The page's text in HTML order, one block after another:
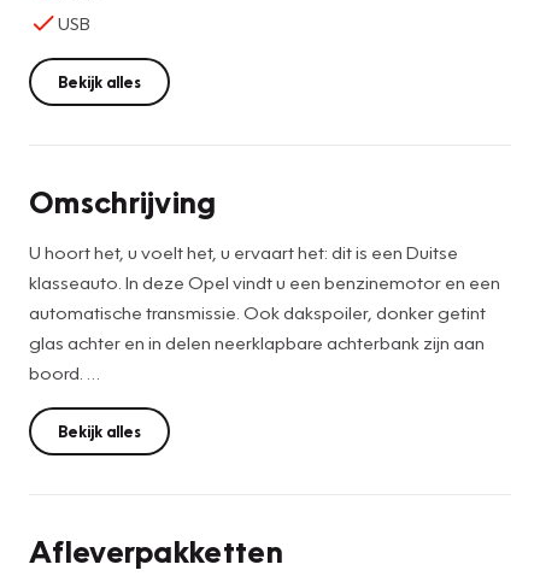
USB
Bekijk alles
Omschrijving
U hoort het, u voelt het, u ervaart het: dit is een Duitse
klasseauto. In deze Opel vindt u een benzinemotor en een
automatische transmissie. Ook dakspoiler, donker getint
glas achter en in delen neerklapbare achterbank zijn aan
boord.
Het audiosysteem biedt volop entertainment en informatie.
Playlists afspelen via bluetooth en usb-aansluiting is simpel,
niet. De parkeersensoren vertellen precies hoeveel. De
Bekijk alles
Afleverpakketten